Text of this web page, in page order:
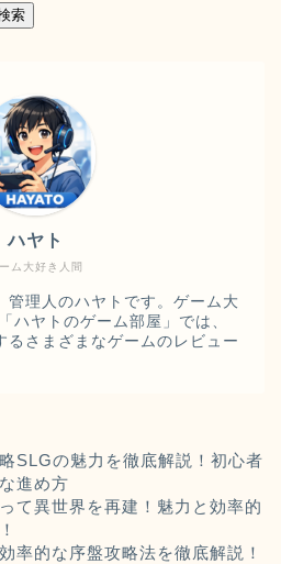
索
ム大好き人間
ハヤト
管理人のハヤトです。ゲーム大
ハヤトのゲーム部屋」では、
るさまざまなゲームのレビュー
SLGの魅力を徹底解説！初心者
進め方
て異世界を再建！魅力と効率的
率的な序盤攻略法を徹底解説！